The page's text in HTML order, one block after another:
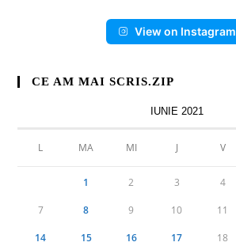
View on Instagram
CE AM MAI SCRIS.ZIP
IUNIE 2021
L MA MI J V
1 2 3 4
7 8 9 10 11
14 15 16 17 18